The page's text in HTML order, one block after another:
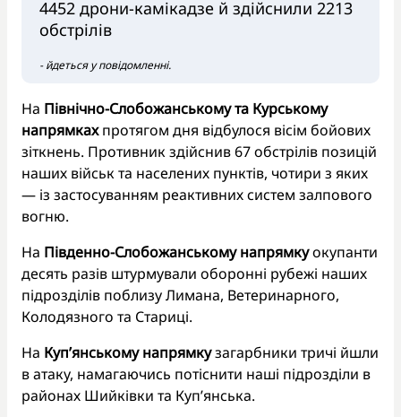
4452 дрони-камікадзе й здійснили 2213
обстрілів
- йдеться у повідомленні.
На Північно-Слобожанському та Курському
напрямкахпротягом дня відбулося вісім бойових
зіткнень. Противник здійснив 67 обстрілів позицій
наших військ та населених пунктів, чотири з яких
— із застосуванням реактивних систем залпового
вогню.
На Південно-Слобожанському напрямкуокупанти
десять разів штурмували оборонні рубежі наших
підрозділів поблизу Лимана, Ветеринарного,
Колодязного та Стариці.
На Куп’янському напрямкузагарбники тричі йшли
в атаку, намагаючись потіснити наші підрозділи в
районах Шийківки та Куп’янська.